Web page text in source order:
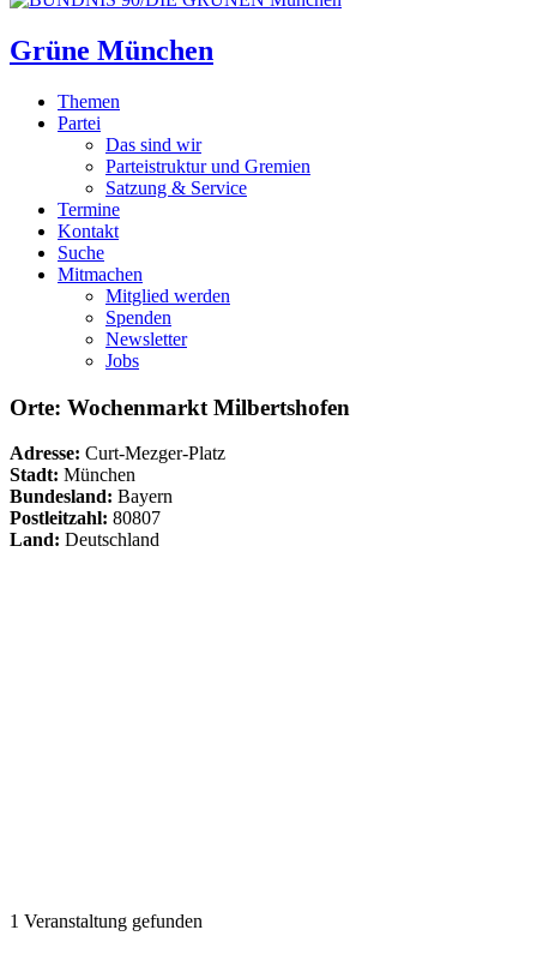
Grüne München
Themen
Partei
Das sind wir
Parteistruktur und Gremien
Satzung & Service
Termine
Kontakt
Suche
Mitmachen
Mitglied werden
Spenden
Newsletter
Jobs
Orte: Wochenmarkt Milbertshofen
Adresse: Curt-Mezger-Platz
Stadt: München
Bundesland: Bayern
Postleitzahl: 80807
Land: Deutschland
1 Veranstaltung gefunden